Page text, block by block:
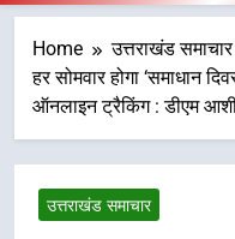
Home
उत्तराखंड समाचार
हर सोमवार होगा ‘समाधान
ऑनलाइन ट्रैकिंग : डीएम
उत्तराखंड समाचार